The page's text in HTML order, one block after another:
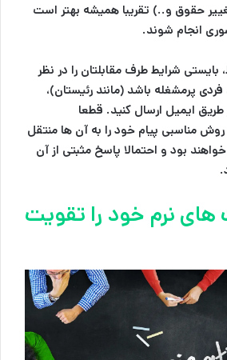
حقوق و..) تقریبا همیشه بهتر است
انجام شوند.
بایستی شرایط طرف مقابلتان را در نظر
پرمشغله باشد (مانند رئیستان)،
طریق ایمیل ارسال کنید. قطعا
روش مناسبی پیام خود را به آن ها منتقل
بود و احتمالا پاسخ مثبتی از آن
های نرم خود را تقویت